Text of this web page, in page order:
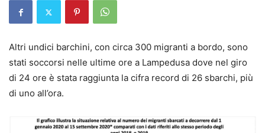
Altri undici barchini, con circa 300 migranti a bordo, sono
stati soccorsi nelle ultime ore a Lampedusa dove nel giro
di 24 ore è stata raggiunta la cifra record di 26 sbarchi, più
di uno all’ora.